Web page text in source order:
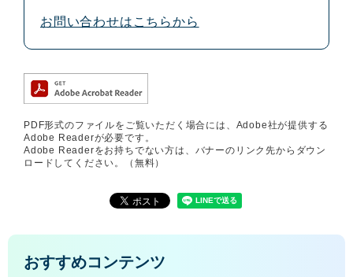
お問い合わせはこちらから
PDF形式のファイルをご覧いただく場合には、Adobe社が提供する
Adobe Readerが必要です。
Adobe Readerをお持ちでない方は、バナーのリンク先からダウン
ロードしてください。（無料）
おすすめコンテンツ